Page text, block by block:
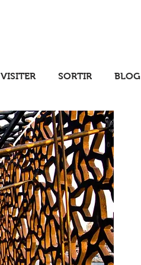
VISITER SORTIR BLOG